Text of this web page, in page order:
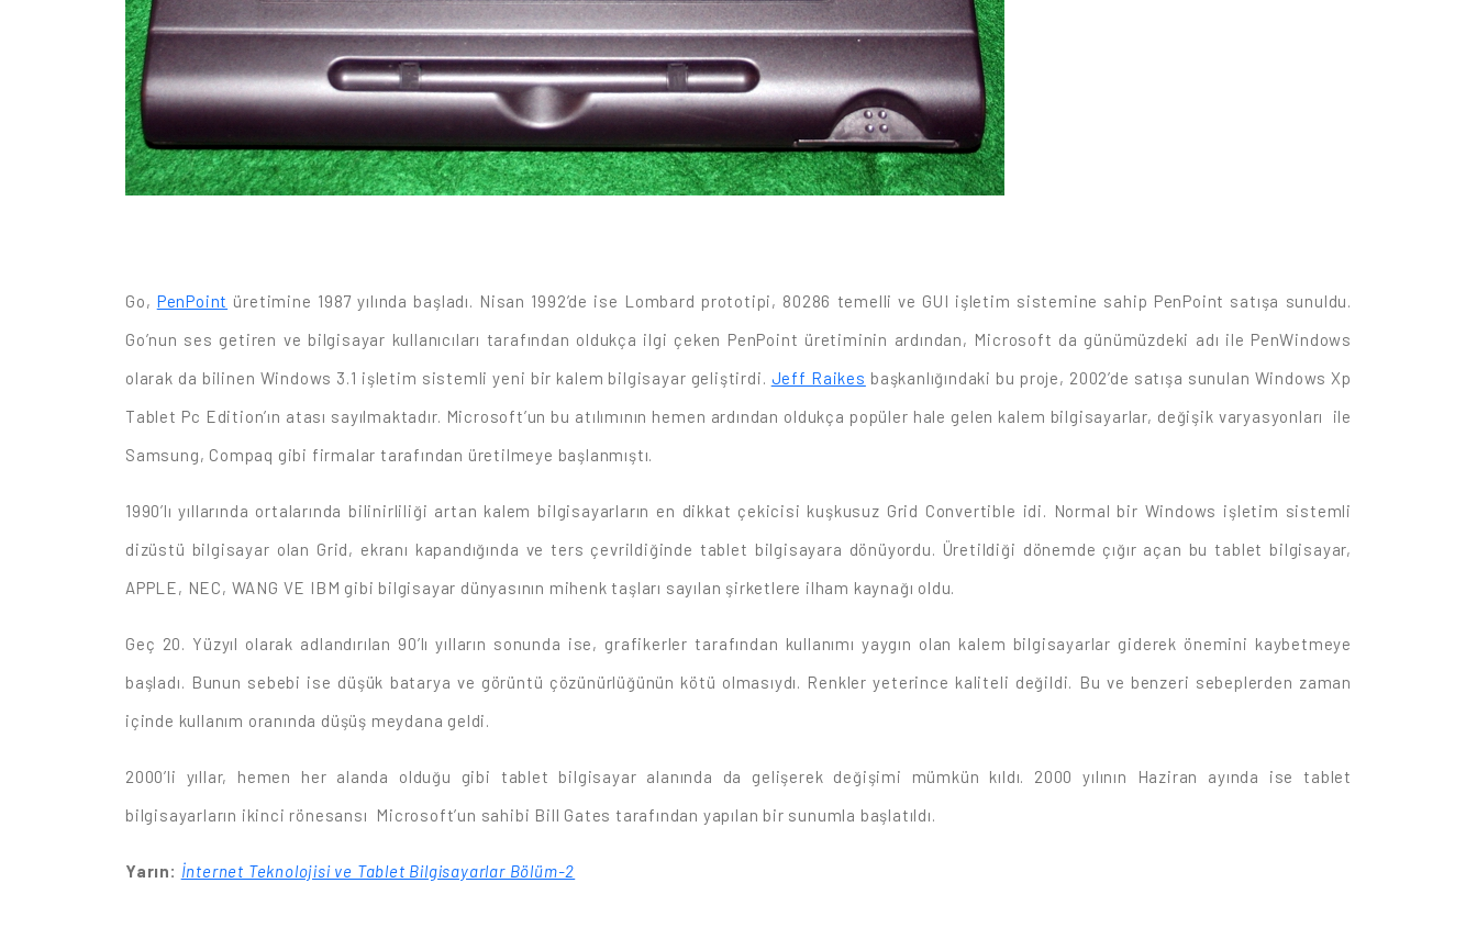
Go, PenPoint üretimine 1987 yılında başladı. Nisan 1992’de ise Lombard prototipi, 80286 temelli ve GUI işletim sistemine sahip PenPoint satışa sunuldu.
Go’nun ses getiren ve bilgisayar kullanıcıları tarafından oldukça ilgi çeken PenPoint üretiminin ardından, Microsoft da günümüzdeki adı ile PenWindows
olarak da bilinen Windows 3.1 işletim sistemli yeni bir kalem bilgisayar geliştirdi. Jeff Raikes başkanlığındaki bu proje, 2002’de satışa sunulan Windows Xp
Tablet Pc Edition’ın atası sayılmaktadır. Microsoft’un bu atılımının hemen ardından oldukça popüler hale gelen kalem bilgisayarlar, değişik varyasyonları ile
Samsung, Compaq gibi firmalar tarafından üretilmeye başlanmıştı.
1990’lı yıllarında ortalarında bilinirliliği artan kalem bilgisayarların en dikkat çekicisi kuşkusuz Grid Convertible idi. Normal bir Windows işletim sistemli
dizüstü bilgisayar olan Grid, ekranı kapandığında ve ters çevrildiğinde tablet bilgisayara dönüyordu. Üretildiği dönemde çığır açan bu tablet bilgisayar,
APPLE, NEC, WANG VE IBM gibi bilgisayar dünyasının mihenk taşları sayılan şirketlere ilham kaynağı oldu.
Geç 20. Yüzyıl olarak adlandırılan 90’lı yılların sonunda ise, grafikerler tarafından kullanımı yaygın olan kalem bilgisayarlar giderek önemini kaybetmeye
başladı. Bunun sebebi ise düşük batarya ve görüntü çözünürlüğünün kötü olmasıydı. Renkler yeterince kaliteli değildi. Bu ve benzeri sebeplerden zaman
içinde kullanım oranında düşüş meydana geldi.
2000’li yıllar, hemen her alanda olduğu gibi tablet bilgisayar alanında da gelişerek değişimi mümkün kıldı. 2000 yılının Haziran ayında ise tablet
bilgisayarların ikinci rönesansı Microsoft’un sahibi Bill Gates tarafından yapılan bir sunumla başlatıldı.
Yarın: İnternet Teknolojisi ve Tablet Bilgisayarlar Bölüm-2